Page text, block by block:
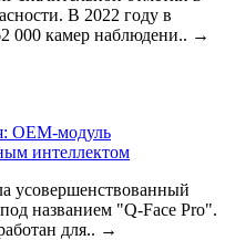
В 2022 году в
000 камер наблюдени.. →
OEM-модуль
интеллектом
усовершенствованный
названием "Q-Face Pro".
для.. →